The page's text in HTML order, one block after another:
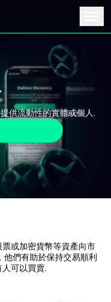
供流動性的實體或個人.
或加密貨幣等資產向市
們有助於保持交易順利
可以買賣.